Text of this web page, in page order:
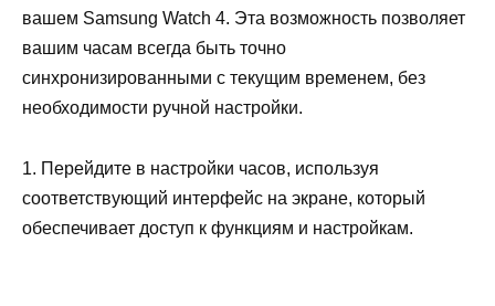
вашем Samsung Watch 4. Эта возможность позволяет
вашим часам всегда быть точно
синхронизированными с текущим временем, без
необходимости ручной настройки.
1. Перейдите в настройки часов, используя
соответствующий интерфейс на экране, который
обеспечивает доступ к функциям и настройкам.